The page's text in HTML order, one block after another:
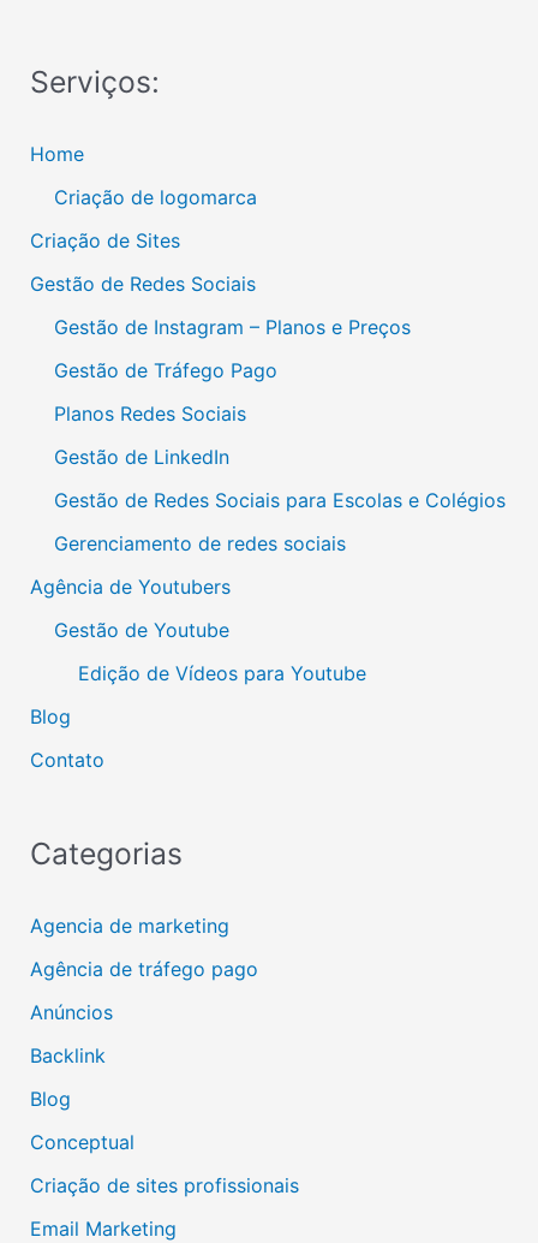
Serviços:
Home
Criação de logomarca
Criação de Sites
Gestão de Redes Sociais
Gestão de Instagram – Planos e Preços
Gestão de Tráfego Pago
Planos Redes Sociais
Gestão de LinkedIn
Gestão de Redes Sociais para Escolas e Colégios
Gerenciamento de redes sociais
Agência de Youtubers
Gestão de Youtube
Edição de Vídeos para Youtube
Blog
Contato
Categorias
Agencia de marketing
Agência de tráfego pago
Anúncios
Backlink
Blog
Conceptual
Criação de sites profissionais
Email Marketing